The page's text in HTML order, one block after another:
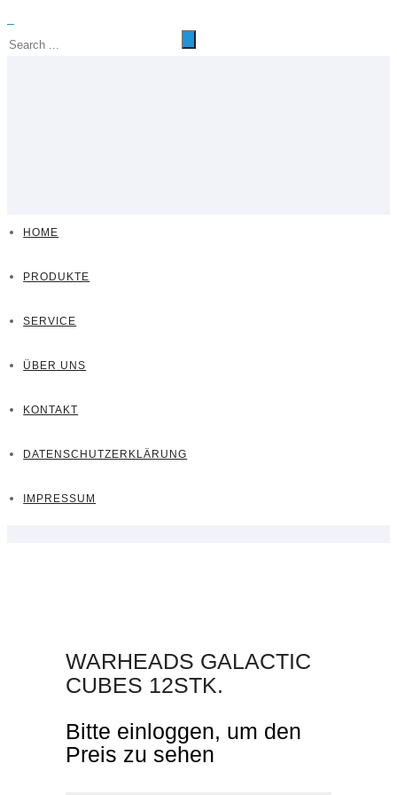
HOME
PRODUKTE
SERVICE
ÜBER UNS
KONTAKT
DATENSCHUTZERKLÄRUNG
IMPRESSUM
WARHEADS GALACTIC
CUBES 12STK.
Bitte einloggen, um den
Preis zu sehen